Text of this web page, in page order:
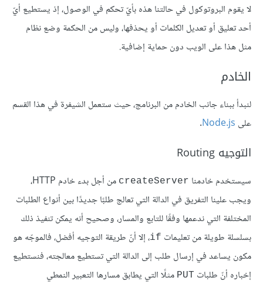
لا يقوم البروتوكول في حالتنا هذه بأيّ تحكم في الوصول، إذ يستطيع أيّ
أحد تعليق أو تعديل الكلمات أو يحذفها، وليس من الحكمة وضع نظام
مثل هذا على الويب دون حماية إضافية.
الخادم
لنبدأ ببناء جانب الخادم من البرنامج، حيث ستعمل الشيفرة في هذا القسم
على Node.js
.
التوجيه Routing
سيستخدم خادمنا createServer
من أجل بدء خادم HTTP،
ويجب علينا التفريق في الدالة التي تعالج طلبًا جديدًا بين أنواع الطلبات
المختلفة التي ندعمها وفقًا للتابع والمسار، وصحيح أنه يمكن تنفيذ ذلك
بسلسلة طويلة من تعليمات if، إلا أنّ طريقة التوجيه أفضل، فالموجّه هو
مكون يساعد في إرسال طلب إلى الدالة التي تستطيع معالجته، فنستطيع
إخباره أنّ طلبات PUT مثلًا التي يطابق مسارها التعبير النمطي